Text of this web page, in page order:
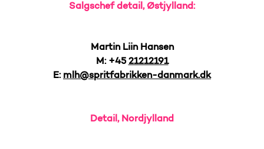
Salgschef detail, Østjylland:
Martin Liin Hansen
M: +4521212191
E: mlh@spritfabrikken-danmark.dk
Detail, Nordjylland